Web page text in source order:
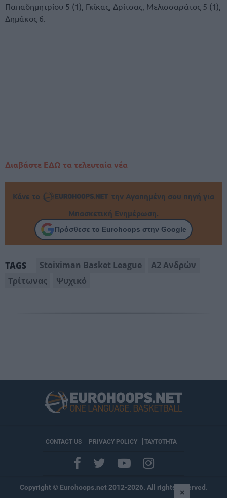
Παπαδημητρίου 5 (1), Γκίκας, Δρίτσας, Μελισσαράτος 5 (1),
Δημάκος 6.
Διαβάστε ΕΔΩ τα τελευταία νέα
Κάνε το
την Αγαπημένη σου πηγή για
Μπασκετική Ενημέρωση.
Πρόσθεσε το Eurohoops στην Google
TAGS Stoiximan Basket League
Α2 Ανδρών
Τρίτωνας
Ψυχικό
CONTACT US PRIVACY POLICY ΤΑΥΤΟΤΗΤΑ
Copyright © Eurohoops.net 2012-2026. All rights reserved.
×